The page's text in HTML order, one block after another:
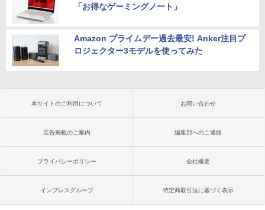
「お得なゲーミングノート」
Amazon プライムデー過去最安! Anker注目プ
ロジェクター3モデルを使ってみた
本サイトのご利用について お問い合わせ
広告掲載のご案内 編集部へのご連絡
プライバシーポリシー 会社概要
インプレスグループ 特定商取引法に基づく表示